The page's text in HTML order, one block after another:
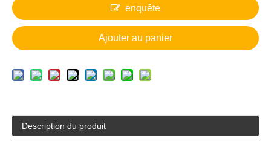
enquête
Ajouter au panier
Description du produit